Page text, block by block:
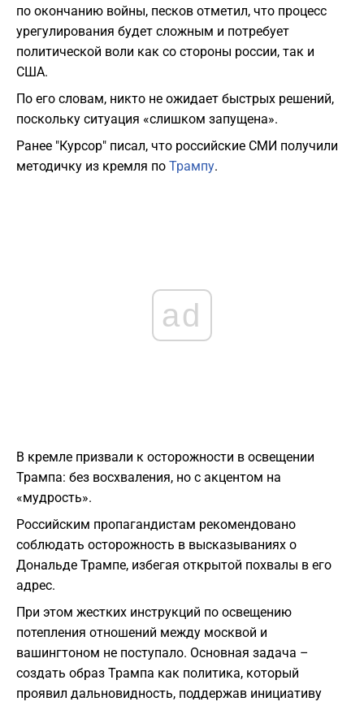
по окончанию войны, песков отметил, что процесс
урегулирования будет сложным и потребует
политической воли как со стороны россии, так и
США.
По его словам, никто не ожидает быстрых решений,
поскольку ситуация «слишком запущена».
Ранее "Курсор" писал, что российские СМИ получили
методичку из кремля по Трампу.
ad
В кремле призвали к осторожности в освещении
Трампа: без восхваления, но с акцентом на
«мудрость».
Российским пропагандистам рекомендовано
соблюдать осторожность в высказываниях о
Дональде Трампе, избегая открытой похвалы в его
адрес.
При этом жестких инструкций по освещению
потепления отношений между москвой и
вашингтоном не поступало. Основная задача –
создать образ Трампа как политика, который
проявил дальновидность, поддержав инициативу